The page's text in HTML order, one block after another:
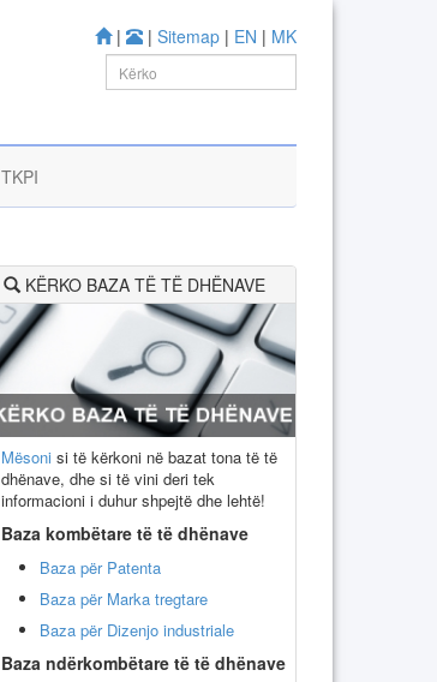
| | Sitemap | EN | MK
TKPI
KËRKO BAZA TË TË DHËNAVE
Mësoni si të kërkoni në bazat tona të të
dhënave, dhe si të vini deri tek
informacioni i duhur shpejtë dhe lehtë!
Baza kombëtare të të dhënave
Baza për Patenta
Baza për Marka tregtare
Baza për Dizenjo industriale
Baza ndërkombëtare të të dhënave